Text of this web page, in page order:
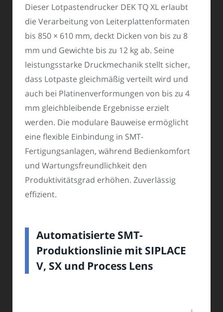
Dieser Lotpastendrucker DEK TQ XL erlaubt
die Verarbeitung von Leiterplattenformaten
bis 850 × 610 mm, deckt Dicken von bis zu 8
mm und Gewichte bis zu 12 kg ab. Seine
leistungsstarke Druckmechanik stellt sicher,
dass Lotpaste gleichmäßig verteilt wird und
auch bei Platinenverformungen von bis zu 4
mm gleichbleibende Ergebnisse erzielt
werden. Die modulare Bauweise ermöglicht
eine flexible Einbindung in SMT-
Fertigungsanlagen, während Bedienkomfort
und Wartungsfreundlichkeit den
Produktivitätsgrad erhöhen. Zuverlässig
effizient.
Automatisierte SMT-
Produktionslinie mit SIPLACE
V, SX und Process Lens